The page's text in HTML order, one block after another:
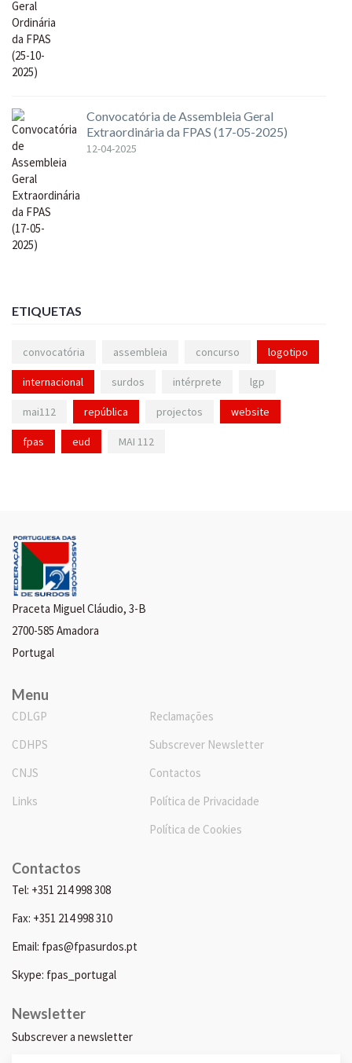
Convocatória de Assembleia Geral
Extraordinária da FPAS (17-05-2025)
12-04-2025
ETIQUETAS
convocatória assembleia concurso logotipo
internacional surdos intérprete lgp
mai112 república projectos website
fpas eud MAI 112
Praceta Miguel Cláudio, 3-B
2700-585 Amadora
Portugal
Menu
CDLGP
CDHPS
CNJS
Links
Reclamações
Subscrever Newsletter
Contactos
Política de Privacidade
Política de Cookies
Contactos
Tel: +351 214 998 308
Fax: +351 214 998 310
Email: fpas@fpasurdos.pt
Skype: fpas_portugal
Newsletter
Subscrever a newsletter